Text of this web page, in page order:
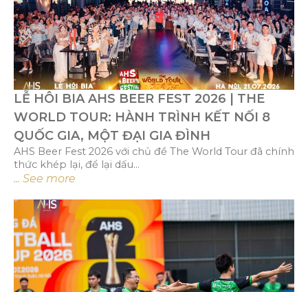
LỄ HÔI BIA AHS BEER FEST 2026 | THE
WORLD TOUR: HÀNH TRÌNH KẾT NỐI 8
QUỐC GIA, MỘT ĐẠI GIA ĐÌNH
AHS Beer Fest 2026 với chủ đề The World Tour đã chính
thức khép lại, để lại dấu...
... See more